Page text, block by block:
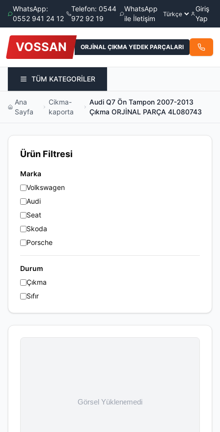
WhatsApp:
0552 941 24 12
Telefon: 0544
972 92 19
WhatsApp
ile İletişim
Giriş
Yap
VOSSAN ORJİNAL ÇIKMA YEDEK PARÇALARI
TÜM KATEGORİLER
Ana
Sayfa
Cikma-
kaporta
Audi Q7 Ön Tampon 2007-2013
Çıkma ORJİNAL PARÇA 4L080743
Ürün Filtresi
Marka
Volkswagen
Audi
Seat
Skoda
Porsche
Durum
Çıkma
Sıfır